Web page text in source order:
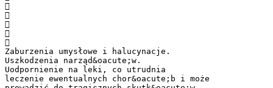





Zaburzenia umysłowe i halucynacje.
Uszkodzenia narząd&oacute;w.
Uodpornienie na leki, co utrudnia
leczenie ewentualnych chor&oacute;b i może